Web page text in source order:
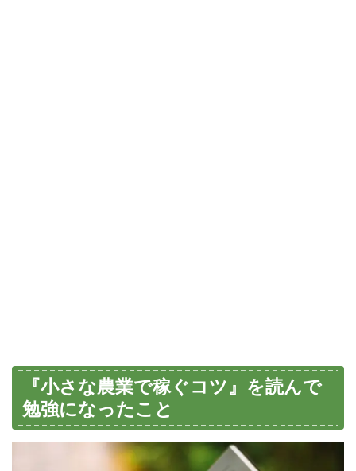
『小さな農業で稼ぐコツ』を読んで
勉強になったこと